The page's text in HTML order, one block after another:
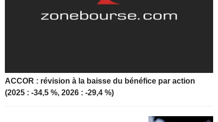
ACCOR : révision à la baisse du bénéfice par action
(2025 : -34,5 %, 2026 : -29,4 %)